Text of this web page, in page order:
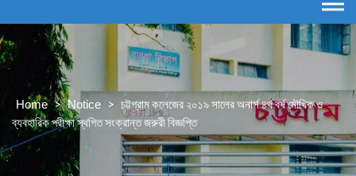
Home > Notice > চট্টগ্রাম কলেজের ২০১৯ সালের অনার্স ৪র্থ বর্ষ মৌখিক ও
ব্যবহারিক পরীক্ষা স্থগিত সংক্রান্ত জরুরী বিজ্ঞপ্তি